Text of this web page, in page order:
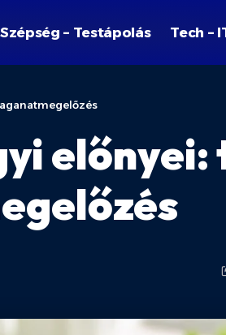
Szépség – Testápolás Tech –